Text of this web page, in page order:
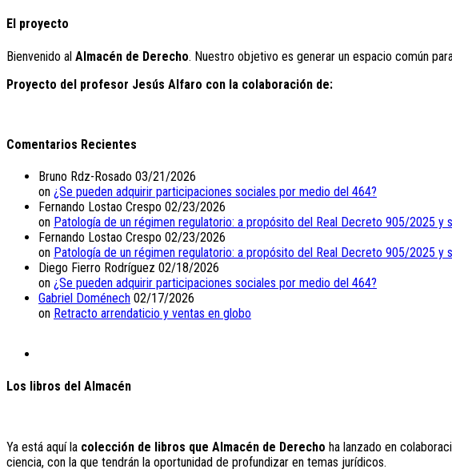
El proyecto
Bienvenido al Almacén de Derecho. Nuestro objetivo es generar un espacio común
Proyecto del profesor Jesús Alfaro con la colaboración de:
Comentarios Recientes
Bruno Rdz-Rosado 03/21/2026
on ¿Se pueden adquirir participaciones sociales por medio del 464?
Fernando Lostao Crespo 02/23/2026
on Patología de un régimen regulatorio: a propósito del Real Decreto 905/2025 y
Fernando Lostao Crespo 02/23/2026
on Patología de un régimen regulatorio: a propósito del Real Decreto 905/2025 y
Diego Fierro Rodríguez 02/18/2026
on ¿Se pueden adquirir participaciones sociales por medio del 464?
Gabriel Doménech 02/17/2026
on Retracto arrendaticio y ventas en globo
Los libros del Almacén
Ya está aquí la colección de libros que Almacén de Derecho ha lanzado en
ciencia, con la que tendrán la oportunidad de profundizar en temas jurídicos.